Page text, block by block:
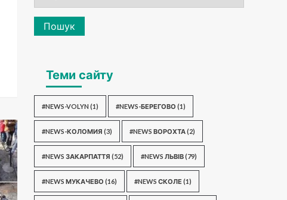
Пошук
Теми сайту
#NEWS-VOLYN (1) #NEWS-БЕРЕГОВО (1)
#NEWS-КОЛОМИЯ (3) #NEWS ВОРОХТА(2)
#NEWS ЗАКАРПАТТЯ (52) #NEWS ЛЬВІВ(79)
#NEWS МУКАЧЕВО (16) #NEWS СКОЛЕ (1)